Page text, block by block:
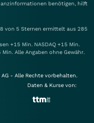
benötigen, hilft
von 5 Sternen ermittelt aus 285
+15 Min. NASDAQ +15 Min.
Alle Angaben ohne Gewähr.
- Alle Rechte vorbehalten.
Daten & Kurse von: